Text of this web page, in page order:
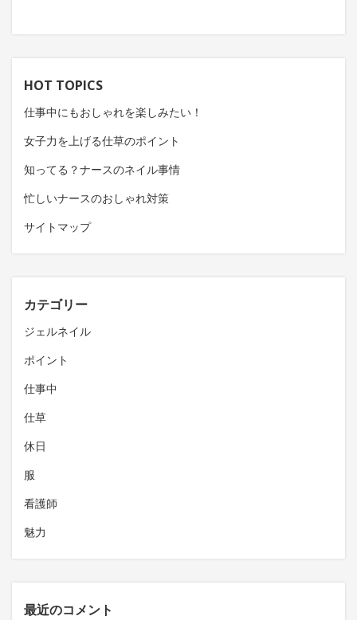
HOT TOPICS
仕事中にもおしゃれを楽しみたい！
女子力を上げる仕草のポイント
知ってる？ナースのネイル事情
忙しいナースのおしゃれ対策
サイトマップ
カテゴリー
ジェルネイル
ポイント
仕事中
仕草
休日
服
看護師
魅力
最近のコメント